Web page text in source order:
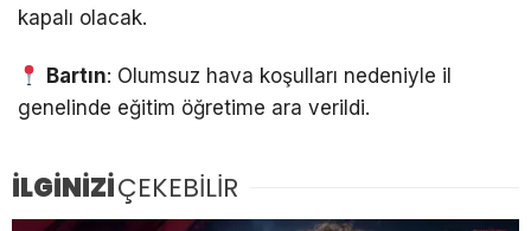
kapalı olacak.
Bartın: Olumsuz hava koşulları nedeniyle il
genelinde eğitim öğretime ara verildi.
İLGİNİZİÇEKEBİLİR